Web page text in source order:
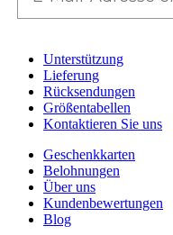
Unterstützung
Lieferung
Rücksendungen
Größentabellen
Kontaktieren Sie uns
Geschenkkarten
Belohnungen
Über uns
Kundenbewertungen
Blog